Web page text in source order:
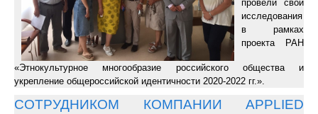
провели свои
исследования
в рамках
проекта РАН
«Этнокультурное многообразие российского общества и
укрепление общероссийской идентичности 2020-2022 гг.».
CОТРУДНИКОМ КОМПАНИИ APPLIED